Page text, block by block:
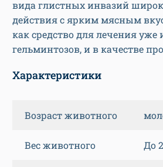
вида глистных инвазий
действия с ярким мясным
как средство для лечения
гельминтозов, и в качестве
Характеристики
Возраст животного
Вес животного До